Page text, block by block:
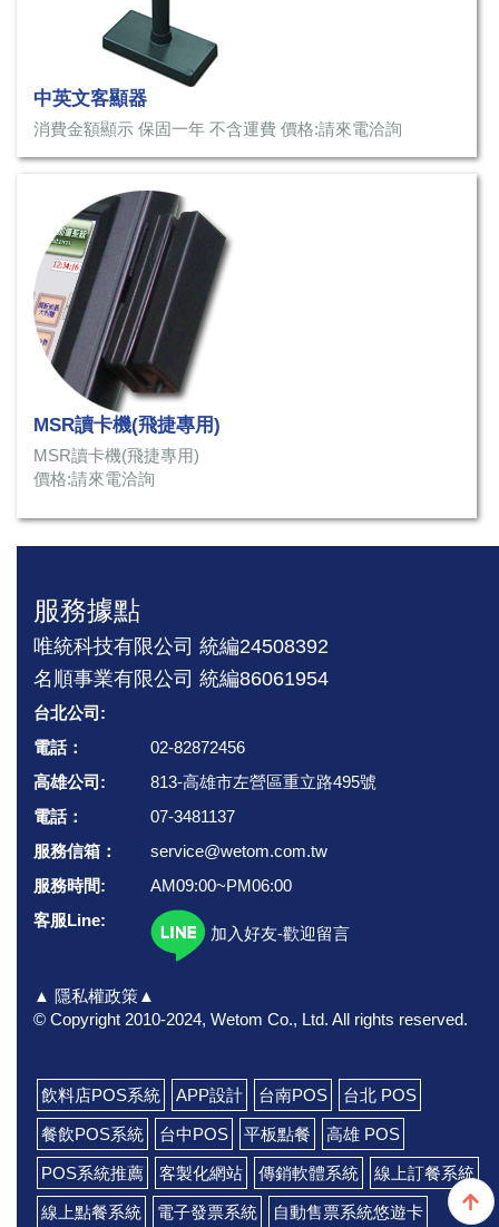
中英文客顯器
消費金額顯示 保固一年 不含運費 價格:請來電洽詢
MSR讀卡機(飛捷專用)
MSR讀卡機(飛捷專用)
價格:請來電洽詢
服務據點
唯統科技有限公司 統編24508392
名順事業有限公司 統編86061954
台北公司:
電話：
02-82872456
高雄公司:
813-高雄市左營區重立路495號
電話：
07-3481137
服務信箱：
service@wetom.com.tw
服務時間:
AM09:00~PM06:00
客服Line:
加入好友-歡迎留言
▲ 隱私權政策▲
© Copyright 2010-2024, Wetom Co., Ltd. All rights reserved.
飲料店POS系統 APP設計 台南POS 台北 POS
餐飲POS系統 台中POS 平板點餐 高雄 POS
POS系統推薦 客製化網站 傳銷軟體系統 線上訂餐系統
線上點餐系統 電子發票系統 自動售票系統悠遊卡